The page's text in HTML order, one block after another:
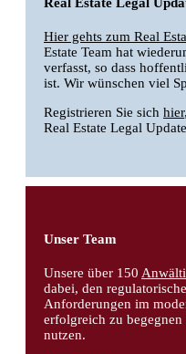
Hier gehts zum Real
Estate Team hat
verfasst, so dass
ist. Wir wünschen viel
Registrieren Sie sich hier
Real Estate Legal
Unser Team
Unsere über 150
dabei, den
Anforderungen im
erfolgreich zu
nutzen.